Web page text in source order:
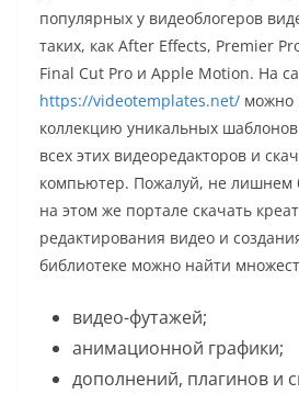
популярных у видеоблогеров
таких, как After Effects, Premier
Final Cut Pro и Apple Motion. На
https://videotemplates.net/ можно
коллекцию уникальных
всех этих видеоредакторов и
компьютер. Пожалуй, не лишнем
на этом же портале скачать
редактирования видео и
библиотеке можно найти
видео-футажей;
анимационной графики;
дополнений, плагинов и